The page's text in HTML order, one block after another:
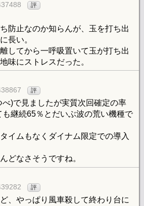
評
防止なのか知らんが、玉を打ち出
長い。
してから一呼吸置いて玉が打ち出
味にストレスだった。
評
)で見ましたが実質次回確定の率
継続65％とだいぶ波の荒い機種で
イムもなくダイナム限定での導入
どなさそうですね。
評
、やっぱり風車殺して終わり台に